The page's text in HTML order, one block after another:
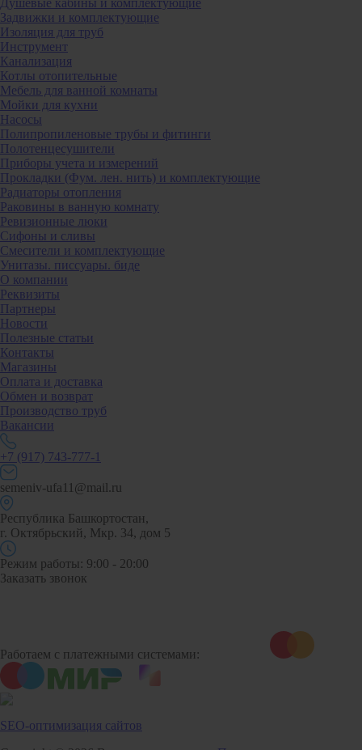
Задвижки и комплектующие
Изоляция для труб
Инструмент
Канализация
Котлы отопительные
Мебель для ванной комнаты
Мойки для кухни
Насосы
Полипропиленовые трубы и фитинги
Полотенцесушители
Приборы учета и измерений
Прокладки (Фум. лен. нить) и комплектующие
Радиаторы отопления
Раковины в ванную комнату
Ревизионные люки
Сифоны и сливы
Смесители и комплектующие
Унитазы. писсуары. биде
О компании
Реквизиты
Партнеры
Новости
Полезные статьи
Контакты
Магазины
Оплата и доставка
Обмен и возврат
Производство труб
Вакансии
+7 (917) 743-777-1
semeniv-ufa11@mail.ru
Республика Башкортостан,
г. Октябрьский, Мкр. 34, дом 5
Режим работы: 9:00 - 20:00
Заказать звонок
Работаем с платежными системами:
SEO-оптимизация сайтов